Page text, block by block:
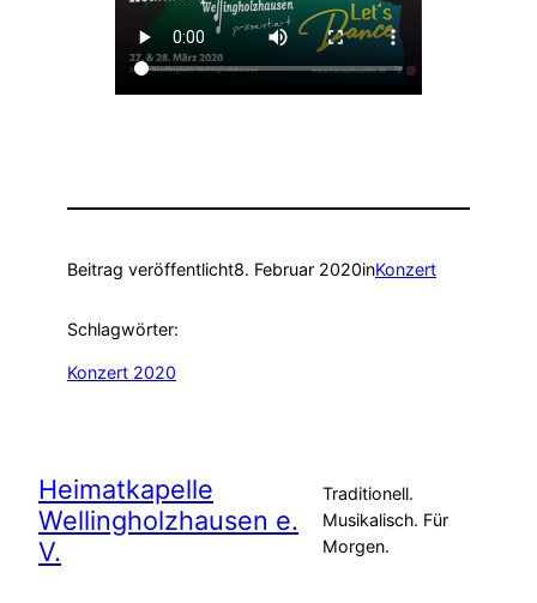
Beitrag veröffentlicht8. Februar 2020inKonzert
Schlagwörter:
Konzert 2020
Heimatkapelle
Wellingholzhausen e.
V.
Traditionell.
Musikalisch. Für
Morgen.